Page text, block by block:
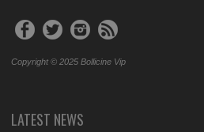
Copyright © 2025 Bollicine Vip
LATEST NEWS